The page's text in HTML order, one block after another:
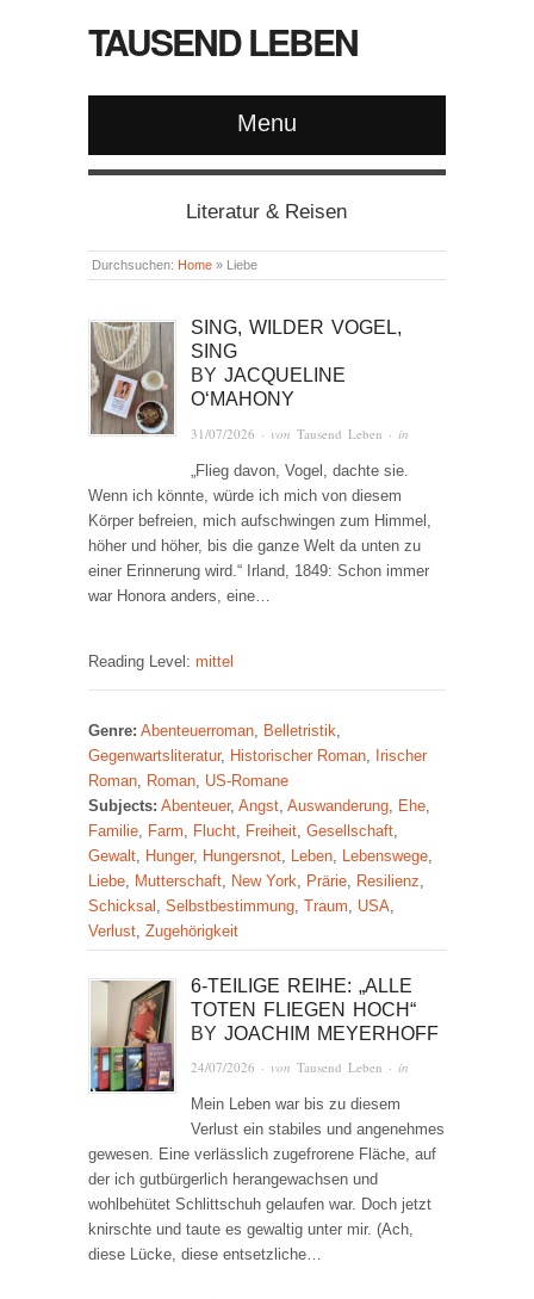
TAUSEND LEBEN
Menu
Literatur & Reisen
Durchsuchen: Home » Liebe
SING, WILDER VOGEL,
SING
BYJACQUELINE
O‘MAHONY
31/07/2026 · vonTausend Leben · in
„Flieg davon, Vogel, dachte sie.
Wenn ich könnte, würde ich mich von diesem
Körper befreien, mich aufschwingen zum Himmel,
höher und höher, bis die ganze Welt da unten zu
einer Erinnerung wird.“ Irland, 1849: Schon immer
war Honora anders, eine…
Reading Level: mittel
Genre: Abenteuerroman Belletristik
Gegenwartsliteratur, Historischer Roman Irischer
Roman Roman US-Romane
Subjects: Abenteuer, Angst Auswanderung Ehe
Familie Farm Flucht Freiheit Gesellschaft
Gewalt Hunger, Hungersnot Leben Lebenswege
Liebe Mutterschaft New York Prärie Resilienz
Schicksal Selbstbestimmung Traum USA
Verlust Zugehörigkeit
6-TEILIGE REIHE: „ALLE
TOTEN FLIEGEN HOCH“
BYJOACHIM MEYERHOFF
24/07/2026 · vonTausend Leben · in
Mein Leben war bis zu diesem
Verlust ein stabiles und angenehmes
gewesen. Eine verlässlich zugefrorene Fläche, auf
der ich gutbürgerlich herangewachsen und
wohlbehütet Schlittschuh gelaufen war. Doch jetzt
knirschte und taute es gewaltig unter mir. (Ach,
diese Lücke, diese entsetzliche…